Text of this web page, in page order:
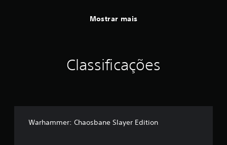
Mostrar mais
Classificações
Warhammer: Chaosbane Slayer Edition